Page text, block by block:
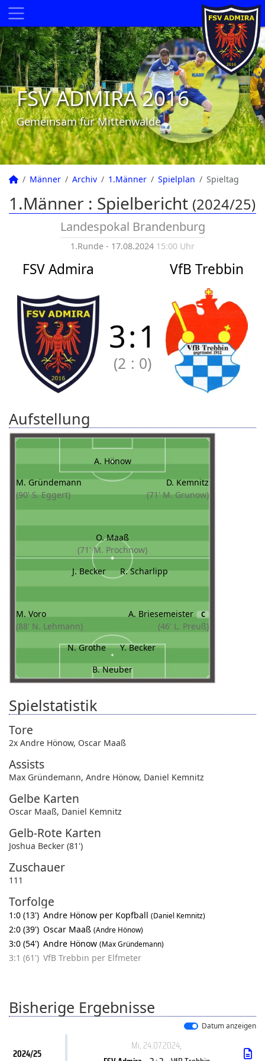
FSV ADMIRA 2016
Gemeinsam für Mittenwalde
Männer Archiv 1.Männer Spielplan Spieltag
1.Männer : Spielbericht (2024/25)
Landespokal Brandenburg
1.Runde - 17.08.2024 15:00 Uhr
FSV Admira VfB Trebbin
3:1
(2 : 0)
Aufstellung
A. Hönow
M. Gründemann
(90' S. Eggert)
D. Kemnitz
(71' M. Grunow)
O. Maaß
(71' M. Prochnow)
J. Becker
R. Scharlipp
M. Voro
(88' N. Lehmann)
A. Briesemeister C
(46' L. Preuß)
N. Grothe
Y. Becker
B. Neuber
Spielstatistik
Tore
2x Andre Hönow, Oscar Maaß
Assists
Max Gründemann, Andre Hönow, Daniel Kemnitz
Gelbe Karten
Oscar Maaß, Daniel Kemnitz
Gelb-Rote Karten
Joshua Becker (81')
Zuschauer
111
Torfolge
1:0 (13') Andre Hönow per Kopfball (Daniel Kemnitz)
2:0 (39') Oscar Maaß (Andre Hönow)
3:0 (54') Andre Hönow (Max Gründemann)
3:1 (61') VfB Trebbin per Elfmeter
Bisherige Ergebnisse
Datum anzeigen
2024/25
Mi, 24.07.2024,